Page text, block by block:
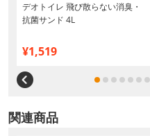
デオトイレ 飛び散らない消臭・
抗菌サンド 4L
¥1,519
関連商品